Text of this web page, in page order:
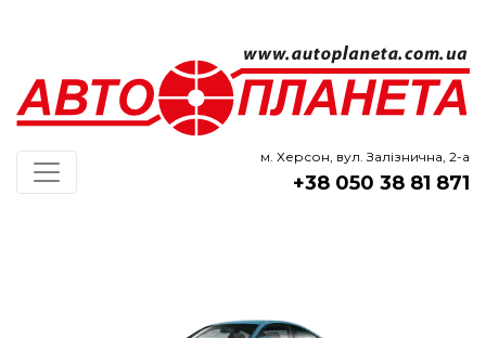
м. Херсон, вул. Залізнична, 2-а
+38 050 38 81 871